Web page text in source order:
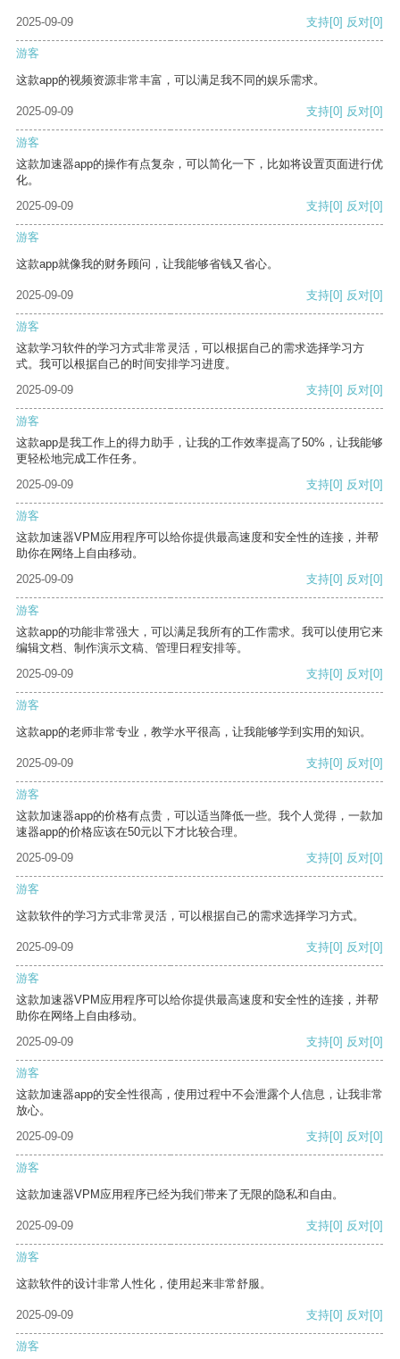
2025-09-09 支持[0] 反对[0]
游客
这款app的视频资源非常丰富，可以满足我不同的娱乐需求。
2025-09-09 支持[0] 反对[0]
游客
这款加速器app的操作有点复杂，可以简化一下，比如将设置页面进行优
化。
2025-09-09
支持[0] 反对[0]
游客
这款app就像我的财务顾问，让我能够省钱又省心。
2025-09-09 支持[0] 反对[0]
游客
这款学习软件的学习方式非常灵活，可以根据自己的需求选择学习方
式。我可以根据自己的时间安排学习进度。
2025-09-09
支持[0] 反对[0]
游客
这款app是我工作上的得力助手，让我的工作效率提高了50%，让我能够
更轻松地完成工作任务。
2025-09-09
支持[0] 反对[0]
游客
这款加速器VPM应用程序可以给你提供最高速度和安全性的连接，并帮
助你在网络上自由移动。
2025-09-09
支持[0] 反对[0]
游客
这款app的功能非常强大，可以满足我所有的工作需求。我可以使用它来
编辑文档、制作演示文稿、管理日程安排等。
2025-09-09
支持[0] 反对[0]
游客
这款app的老师非常专业，教学水平很高，让我能够学到实用的知识。
2025-09-09 支持[0] 反对[0]
游客
这款加速器app的价格有点贵，可以适当降低一些。我个人觉得，一款加
速器app的价格应该在50元以下才比较合理。
2025-09-09
支持[0] 反对[0]
游客
这款软件的学习方式非常灵活，可以根据自己的需求选择学习方式。
2025-09-09 支持[0] 反对[0]
游客
这款加速器VPM应用程序可以给你提供最高速度和安全性的连接，并帮
助你在网络上自由移动。
2025-09-09
支持[0] 反对[0]
游客
这款加速器app的安全性很高，使用过程中不会泄露个人信息，让我非常
放心。
2025-09-09
支持[0] 反对[0]
游客
这款加速器VPM应用程序已经为我们带来了无限的隐私和自由。
2025-09-09 支持[0] 反对[0]
游客
这款软件的设计非常人性化，使用起来非常舒服。
2025-09-09 支持[0] 反对[0]
游客